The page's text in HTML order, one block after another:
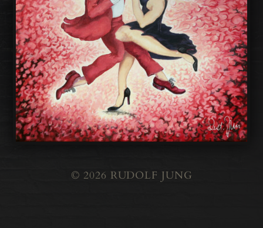
© 2026 RUDOLF JUNG